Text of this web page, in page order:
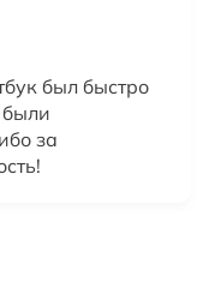
был быстро
за